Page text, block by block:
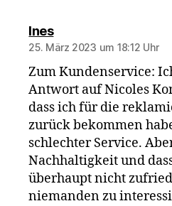
Inessagt:
25. März 2023 um 18:12 Uhr
Zum Kundenservice:
Antwort auf Nicoles
dass ich für die
zurück bekommen
schlechter Service.
Nachhaltigkeit und
überhaupt nicht
niemanden zu